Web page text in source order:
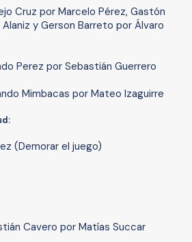
Cruz por Marcelo Pérez, Gastón
y Gerson Barreto por Álvaro
Perez por Sebastián Guerrero
Mimbacas por Mateo Izaguirre
(Demorar el juego)
Cavero por Matías Succar